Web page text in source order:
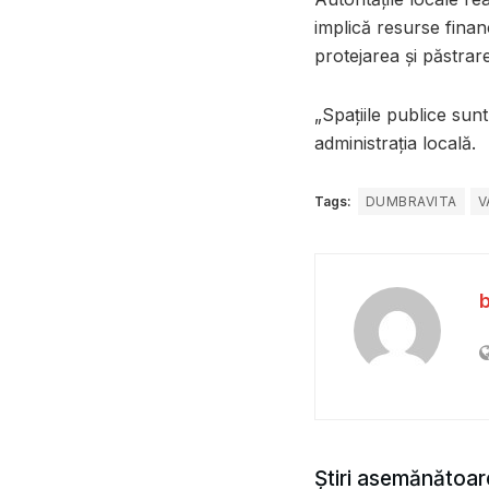
implică resurse
protejarea și
„Spațiile publice
administrația locală.
Tags: DUMBRAVITA
Știri